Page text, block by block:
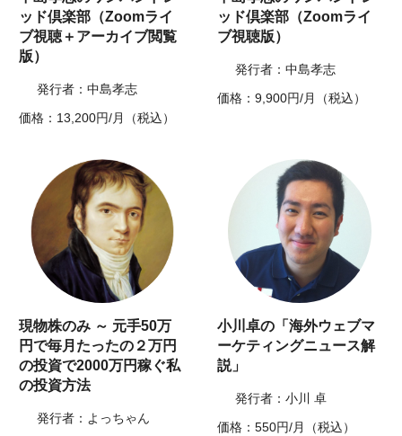
ッド倶楽部（Zoomライ
ブ視聴＋アーカイブ閲覧
版）
発行者：中島孝志
価格：13,200円/月（税込）
ッド倶楽部（Zoomライ
ブ視聴版）
発行者：中島孝志
価格：9,900円/月（税込）
現物株のみ ～ 元手50万
円で毎月たったの２万円
の投資で2000万円稼ぐ私
の投資方法
発行者：よっちゃん
小川卓の「海外ウェブマ
ーケティングニュース解
説」
発行者：小川 卓
価格：550円/月（税込）